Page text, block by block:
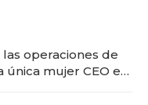
operaciones de
única mujer CEO en